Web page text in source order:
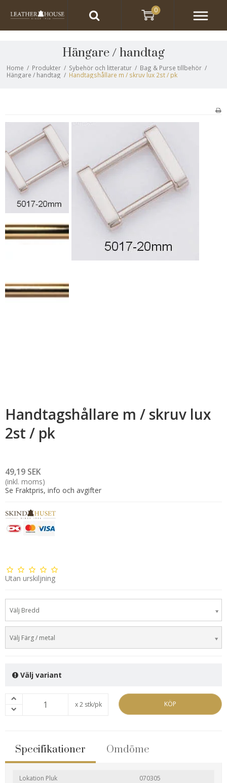
Hängare / handtag
Home / Produkter / Sybehör och litteratur / Bag & Purse tillbehör /
Hängare / handtag / Handtagshållare m / skruv lux 2st / pk
Handtagshållare m / skruv lux
2st / pk
49,19 SEK
(inkl. moms)
Se Fraktpris, info och avgifter
Utan urskiljning
Välj Bredd
Välj Färg / metal
Välj variant
x 2 stk/pk KÖP
Specifikationer Omdöme
Lokation Pluk 070305
0